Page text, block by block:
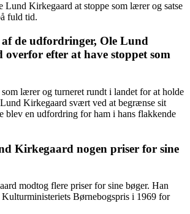
Lund Kirkegaard at stoppe som lærer og satse
fuld tid.
de udfordringer, Ole Lund
efter at have stoppet som
lærer og turneret rundt i landet for at holde
Kirkegaard svært ved at begrænse sit
blev en udfordring for ham i hans flakkende
Kirkegaard nogen priser for sine
modtog flere priser for sine bøger. Han
Børnebogspris i 1969 for